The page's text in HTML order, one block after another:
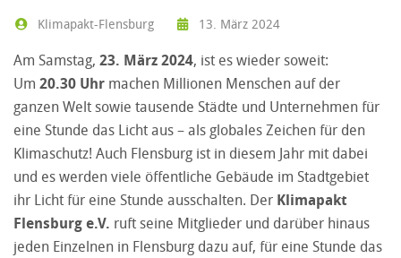
Klimapakt-Flensburg 13. März 2024
Am Samstag, 23. März 2024, ist es wieder soweit:
Um 20.30 Uhr machen Millionen Menschen auf der
ganzen Welt sowie tausende Städte und Unternehmen für
eine Stunde das Licht aus – als globales Zeichen für den
Klimaschutz! Auch Flensburg ist in diesem Jahr mit dabei
und es werden viele öffentliche Gebäude im Stadtgebiet
ihr Licht für eine Stunde ausschalten. Der Klimapakt
Flensburg e.V. ruft seine Mitglieder und darüber hinaus
jeden Einzelnen in Flensburg dazu auf, für eine Stunde das